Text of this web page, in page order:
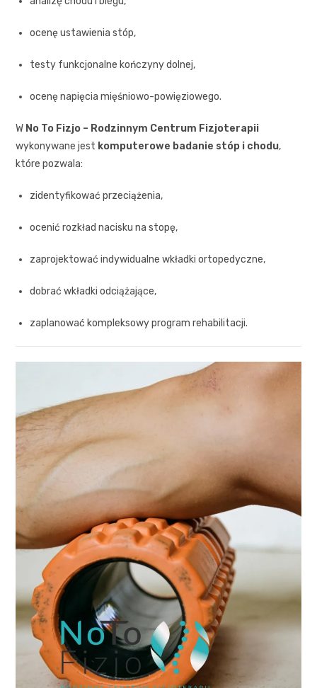
ocenę ustawienia stóp,
testy funkcjonalne kończyny dolnej,
ocenę napięcia mięśniowo-powięziowego.
W No To Fizjo – Rodzinnym Centrum Fizjoterapii
wykonywane jest komputerowe badanie stóp i chodu,
które pozwala:
zidentyfikować przeciążenia,
ocenić rozkład nacisku na stopę,
zaprojektować indywidualne wkładki ortopedyczne,
dobrać wkładki odciążające,
zaplanować kompleksowy program rehabilitacji.